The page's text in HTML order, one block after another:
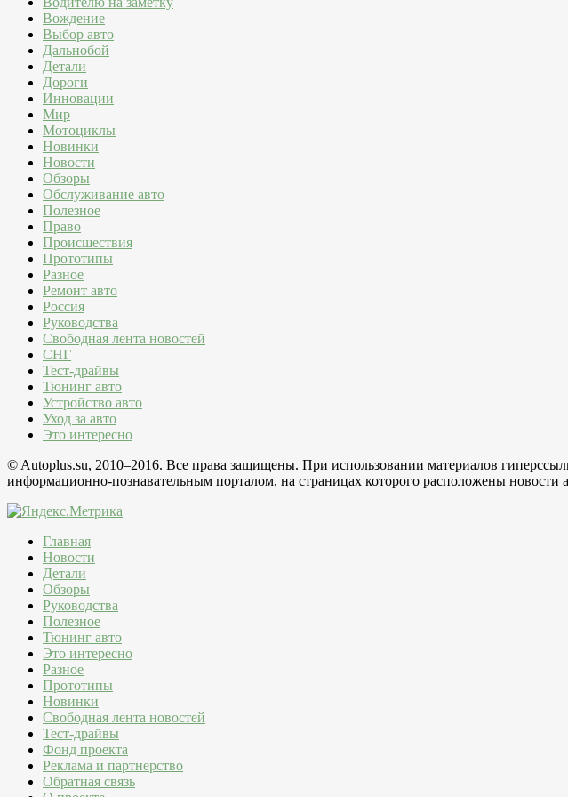
Вождение
Выбор авто
Дальнобой
Детали
Дороги
Инновации
Мир
Мотоциклы
Новинки
Новости
Обзоры
Обслуживание авто
Полезное
Право
Происшествия
Прототипы
Разное
Ремонт авто
Россия
Руководства
Свободная лента новостей
СНГ
Тест-драйвы
Тюнинг авто
Устройство авто
Уход за авто
Это интересно
© Autoplus.su, 2010–2016. Все права защищены. При использовании материалов
информационно-познавательным порталом, на страницах которого расположены
Главная
Новости
Детали
Обзоры
Руководства
Полезное
Тюнинг авто
Это интересно
Разное
Прототипы
Новинки
Свободная лента новостей
Тест-драйвы
Фонд проекта
Реклама и партнерство
Обратная связь